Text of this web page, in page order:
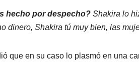
hecho por despecho? Shakira lo
dinero, Shakira tú muy bien, las
que en su caso lo plasmó en una